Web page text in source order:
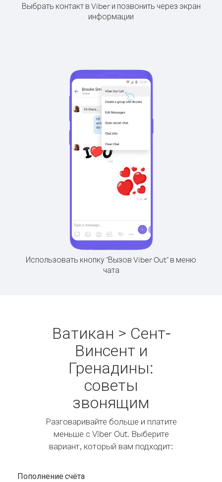
Выбрать контакт в Viber и позвонить через экран
информации
Использовать кнопку "Вызов Viber Out" в меню
чата
Ватикан > Сент-
Винсент и
Гренадины:
советы
звонящим
Разговаривайте больше и платите
меньше с Viber Out. Выберите
вариант, который вам подходит:
Пополнение счёта